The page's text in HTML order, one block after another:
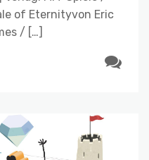
of Eternityvon Eric
/ […]